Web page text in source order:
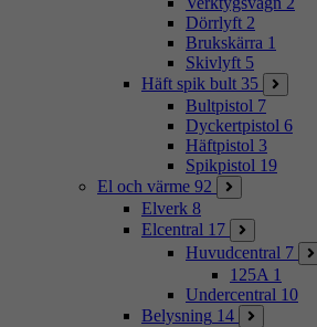
Dörrlyft 2
Brukskärra 1
Skivlyft 5
Häft spik bult 35
Bultpistol 7
Dyckertpistol 6
Häftpistol 3
Spikpistol 19
El och värme 92
Elverk 8
Elcentral 17
Huvudcentral 7
125A 1
Undercentral 10
Belysning 14